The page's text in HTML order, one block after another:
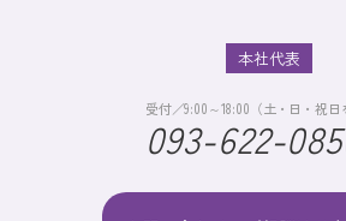
本社代表
受付／9:00～18:00（土・日・祝日
093-622-